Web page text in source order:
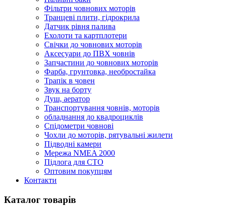
Фільтри човнових моторів
Транцеві плити, гідрокрила
Датчик рівня палива
Ехолоти та картплотери
Cвічки до човнових моторів
Аксесуари до ПВХ човнів
Запчастини до човнових моторів
Фарба, грунтовка, необростайка
Трапік в човен
Звук на борту
Душ, аератор
Транспортування човнів, моторів
обладнання до квадроциклів
Спідометри човнові
Чохли до моторів, рятувальні жилети
Підводні камери
Мережа NMEA 2000
Підлога для СТО
Оптовим покупцям
Контакти
Каталог товарів